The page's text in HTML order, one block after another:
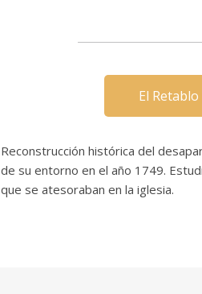
El
Reconstrucción histórica del
de su entorno en el año 1749.
que se atesoraban en la iglesia.